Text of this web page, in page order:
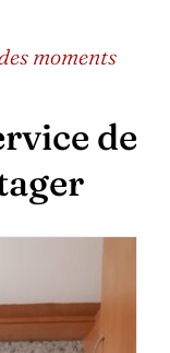
moments
de